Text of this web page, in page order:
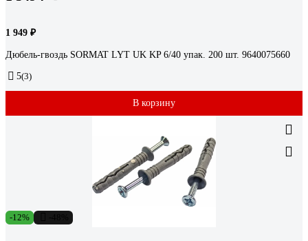
1 949 ₽
Дюбель-гвоздь SORMAT LYT UK KP 6/40 упак. 200 шт. 9640075660
5(3)
В корзину
-12%